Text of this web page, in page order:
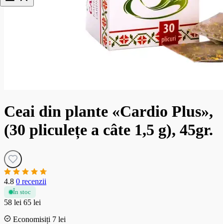
Ceai din plante «Cardio Plus»,
(30 pliculețe a câte 1,5 g), 45gr.
4.8 0 recenzii
În stoc
58 lei 65 lei
Economisiți 7 lei